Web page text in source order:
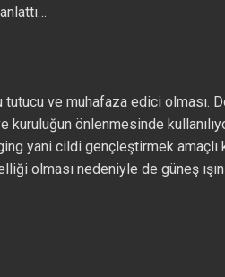
ve muhafaza edici olması.
önlenmesinde
yani cildi gençleştirmek amaçlı
olması nedeniyle de güneş